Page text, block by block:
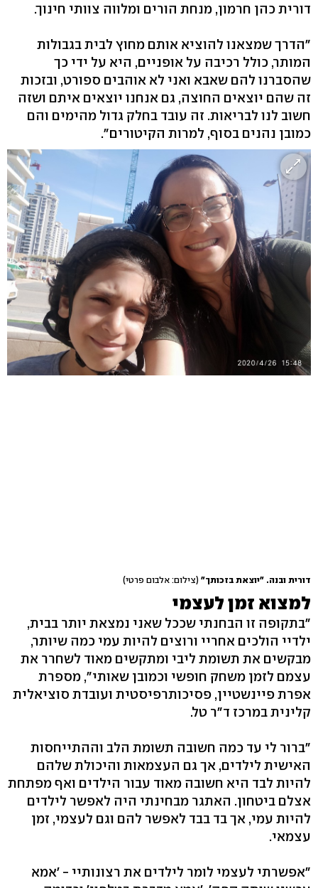
דורית כהן חרמון, מנחת הורים ומלווה צוותי חינוך.
"הדרך שמצאנו להוציא אותם מחוץ לבית בגבולות
המותר, כולל רכיבה על אופניים, היא על ידי כך
שהסברנו להם שאבא ואני לא אוהבים ספורט, ובזכות
זה שהם יוצאים החוצה, גם אנחנו יוצאים איתם ושזה
חשוב לנו לבריאות. זה עובד בחלק גדול מהימים והם
כמובן נהנים בסוף, למרות הקיטורים".
דורית ובנה. "יוצאת בזכותך" (צילום: אלבום פרטי)
למצוא זמן לעצמי
"בתקופה זו הבחנתי שככל שאני נמצאת יותר בבית,
ילדיי הולכים אחריי ורוצים להיות עמי כמה שיותר,
מבקשים את תשומת ליבי ומתקשים מאוד לשחרר את
עצמם לזמן משחק חופשי וכמובן שאותי", מספרת
אפרת פיינשטיין, פסיכותרפיסטית ועובדת סוציאלית
קלינית במרכז ד"ר טל.
"ברור לי עד כמה חשובה תשומת הלב וההתייחסות
האישית לילדים, אך גם העצמאות והיכולת שלהם
להיות לבד היא חשובה מאוד עבור הילדים ואף מפתחת
אצלם ביטחון. האתגר מבחינתי היה לאפשר לילדים
להיות עמי, אך בד בבד לאפשר להם וגם לעצמי, זמן
עצמאי.
"אפשרתי לעצמי לומר לילדים את רצונותיי - 'אמא